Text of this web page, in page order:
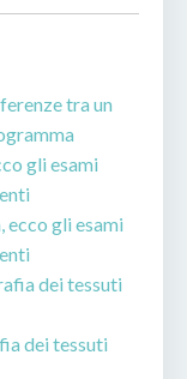
tra un
gli esami
ecco gli esami
dei tessuti
dei tessuti